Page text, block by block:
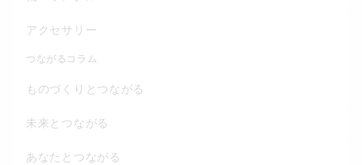
アクセサリー
つながるコラム
ものづくりとつながる
未来とつながる
あなたとつながる